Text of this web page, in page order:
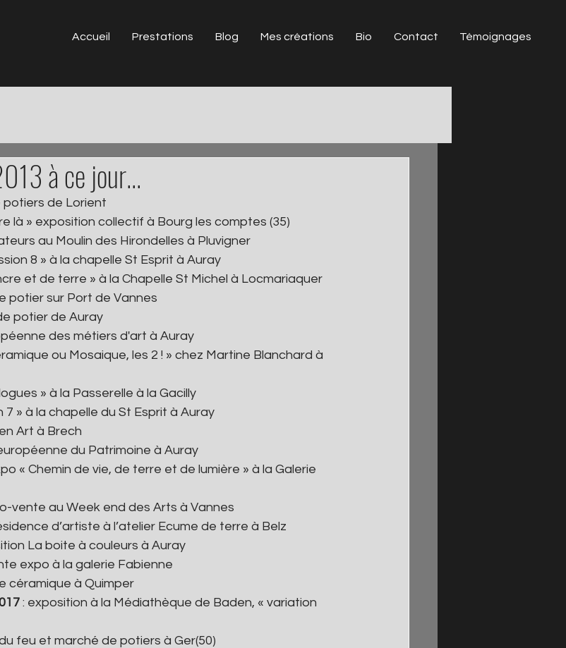
Accueil Prestations Blog Mes créations Bio Contact Témoignages
à ce jour...
potiers de Lorient
là » exposition collectif à Bourg les comptes (35)
au Moulin des Hirondelles à Pluvigner
8 » à la chapelle St Esprit à Auray
et de terre » à la Chapelle St Michel à Locmariaquer
potier sur Port de Vannes
potier de Auray
des métiers d'art à Auray
ou Mosaique, les 2 ! » chez Martine Blanchard à
» à la Passerelle à la Gacilly
7 » à la chapelle du St Esprit à Auray
Art à Brech
du Patrimoine à Auray
« Chemin de vie, de terre et de lumière » à la Galerie
vente au Week end des Arts à Vannes
d’artiste à l’atelier Ecume de terre à Belz
La boite à couleurs à Auray
expo à la galerie Fabienne
céramique à Quimper
: exposition à la Médiathèque de Baden, « variation
feu et marché de potiers à Ger(50)